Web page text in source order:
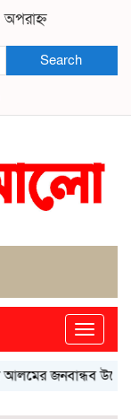
Search
Toggle
জনবান্ধব উদ্যোগে